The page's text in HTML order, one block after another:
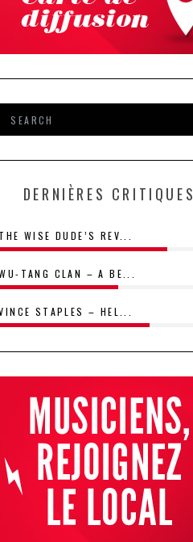
DERNIÈRES CRITIQUES
THE WISE DUDE’S REV...
TANG CLAN – A BE...
STAPLES – HEL...